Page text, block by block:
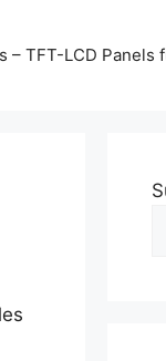
– TFT-LCD